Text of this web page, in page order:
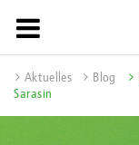
Aktuelles Blog
Sarasin